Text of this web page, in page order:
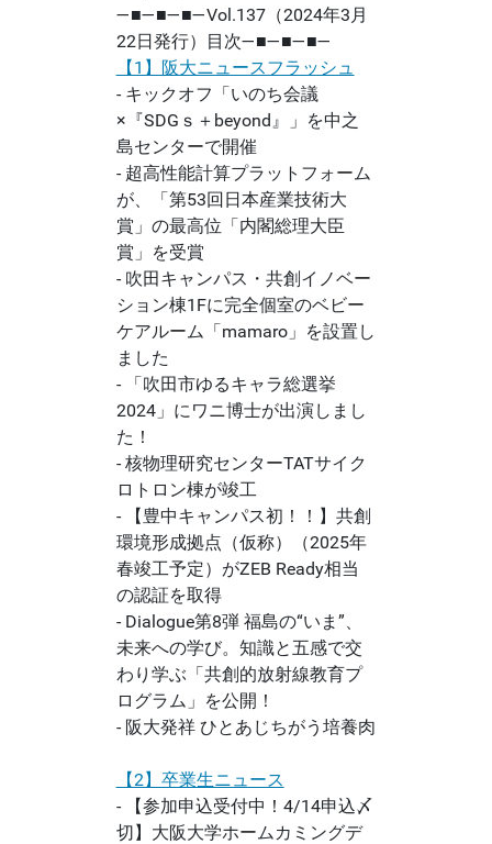
―■―■―■―Vol.137（2024年3月
22日発行）目次―■―■―■―
【1】阪大ニュースフラッシュ
- キックオフ「いのち会議
×『SDGｓ＋beyond』」を中之
島センターで開催
- 超高性能計算プラットフォーム
が、「第53回日本産業技術大
賞」の最高位「内閣総理大臣
賞」を受賞
- 吹田キャンパス・共創イノベー
ション棟1Fに完全個室のベビー
ケアルーム「mamaro」を設置し
ました
- 「吹田市ゆるキャラ総選挙
2024」にワニ博士が出演しまし
た！
- 核物理研究センターTATサイク
ロトロン棟が竣工
- 【豊中キャンパス初！！】共創
環境形成拠点（仮称）（2025年
春竣工予定）がZEB Ready相当
の認証を取得
- Dialogue第8弾 福島の“いま”、
未来への学び。知識と五感で交
わり学ぶ「共創的放射線教育プ
ログラム」を公開！
- 阪大発祥 ひとあじちがう培養肉
【2】卒業生ニュース
- 【参加申込受付中！4/14申込〆
切】大阪大学ホームカミングデ